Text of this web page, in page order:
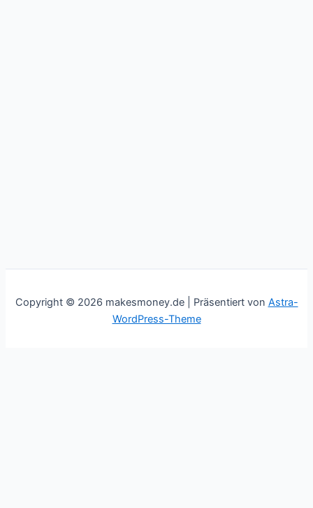
Copyright © 2026 makesmoney.de | Präsentiert von Astra-
WordPress-Theme